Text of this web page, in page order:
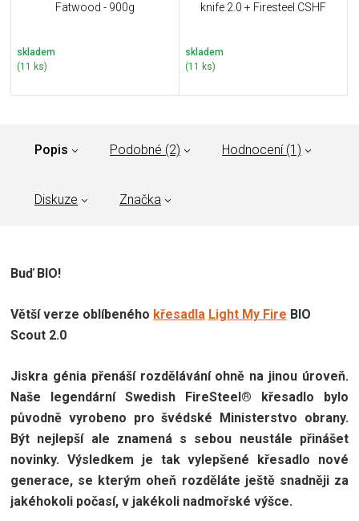
Fatwood - 900g
skladem
(11 ks)
knife 2.0 + Firesteel CSHF
skladem
(11 ks)
Popis Podobné (2) Hodnocení (1)
Diskuze Značka
Buď BIO!
Větší verze oblíbeného křesadla Light My Fire BIO
Scout 2.0
Jiskra génia přenáší rozdělávání ohně na jinou úroveň.
Naše legendární Swedish FireSteel® křesadlo bylo
původně vyrobeno pro švédské Ministerstvo obrany.
Být nejlepší ale znamená s sebou neustále přinášet
novinky. Výsledkem je tak vylepšené křesadlo nové
generace, se kterým oheň rozděláte ještě snadněji za
jakéhokoli počasí, v jakékoli nadmořské výšce.